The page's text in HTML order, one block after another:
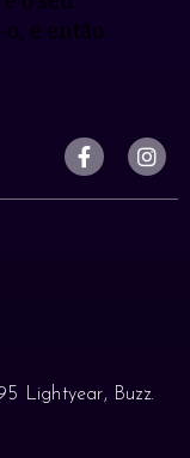
e então
Lightyear, Buzz.